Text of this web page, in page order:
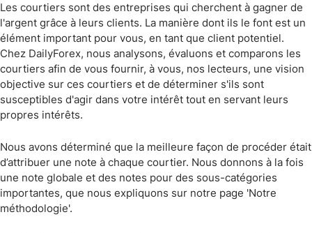
Les courtiers sont des entreprises qui cherchent à gagner de
l'argent grâce à leurs clients. La manière dont ils le font est un
élément important pour vous, en tant que client potentiel.
Chez DailyForex, nous analysons, évaluons et comparons les
courtiers afin de vous fournir, à vous, nos lecteurs, une vision
objective sur ces courtiers et de déterminer s'ils sont
susceptibles d'agir dans votre intérêt tout en servant leurs
propres intérêts.
Nous avons déterminé que la meilleure façon de procéder était
d’attribuer une note à chaque courtier. Nous donnons à la fois
une note globale et des notes pour des sous-catégories
importantes, que nous expliquons sur notre page 'Notre
méthodologie'.